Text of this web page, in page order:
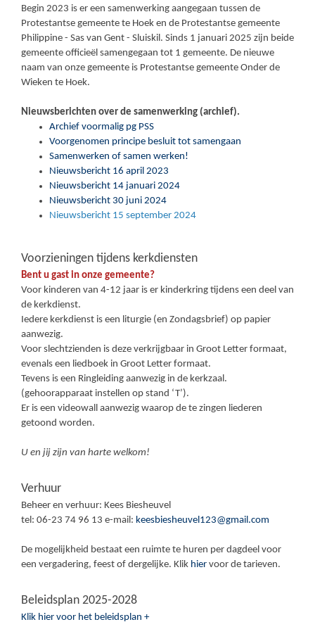
Begin 2023 is er een samenwerking aangegaan tussen de
Protestantse gemeente te Hoek en de Protestantse gemeente
Philippine - Sas van Gent - Sluiskil. Sinds 1 januari 2025 zijn beide
gemeente officieël samengegaan tot 1 gemeente. De nieuwe
naam van onze gemeente is Protestantse gemeente Onder de
Wieken te Hoek.
Nieuwsberichten over de samenwerking (archief).
Archief voormalig pg PSS
Voorgenomen principe besluit tot samengaan
Samenwerken of samen werken!
Nieuwsbericht 16 april 2023
Nieuwsbericht 14 januari 2024
Nieuwsbericht 30 juni 2024
Nieuwsbericht 15 september 2024
Voorzieningen tijdens kerkdiensten
Bent u gast in onze gemeente?
Voor kinderen van 4-12 jaar is er kinderkring tijdens een deel van
de kerkdienst.
Iedere kerkdienst is een liturgie (en Zondagsbrief) op papier
aanwezig.
Voor slechtzienden is deze verkrijgbaar in Groot Letter formaat,
evenals een liedboek in Groot Letter formaat.
Tevens is een Ringleiding aanwezig in de kerkzaal.
(gehoorapparaat instellen op stand ‘T’).
Er is een videowall aanwezig waarop de te zingen liederen
getoond worden.
U en jij zijn van harte welkom!
Verhuur
Beheer en verhuur: Kees Biesheuvel
tel: 06-23 74 96 13 e-mail: keesbiesheuvel123@gmail.com
De mogelijkheid bestaat een ruimte te huren per dagdeel voor
een vergadering, feest of dergelijke. Klik hier voor de tarieven.
Beleidsplan 2025-2028
Klik hier voor het beleidsplan +